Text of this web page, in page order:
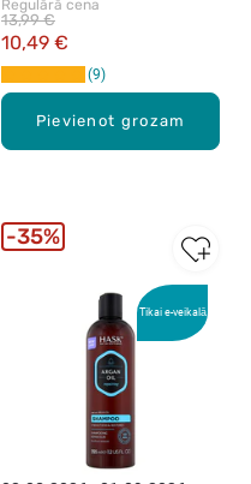
Pievienot grozam
ar keratīnu, 250ml
Regulārā cena
10,49 €
13,99 €
9
Tikai e-veikalā
35%